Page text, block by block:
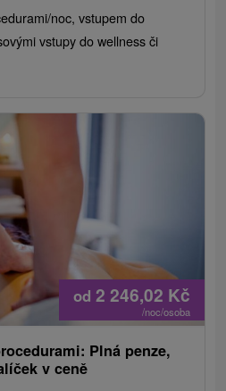
noc, vstupem do
vstupy do wellness či
od 2 246,02 Kč
/noc/osoba
Plná penze,
v ceně